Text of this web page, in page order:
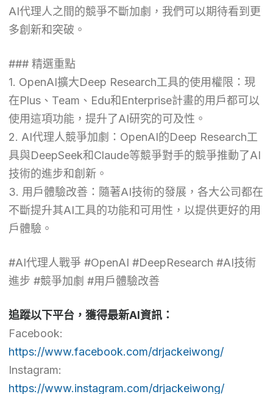
AI代理人之間的競爭不斷加劇，我們可以期待看到更
多創新和突破。
### 精選重點
1. OpenAI擴大Deep Research工具的使用權限：現
在Plus、Team、Edu和Enterprise計畫的用戶都可以
使用這項功能，提升了AI研究的可及性。
2. AI代理人競爭加劇：OpenAI的Deep Research工
具與DeepSeek和Claude等競爭對手的競爭推動了AI
技術的進步和創新。
3. 用戶體驗改善：隨著AI技術的發展，各大公司都在
不斷提升其AI工具的功能和可用性，以提供更好的用
戶體驗。
#AI代理人戰爭 #OpenAI #DeepResearch #AI技術
進步 #競爭加劇 #用戶體驗改善
追蹤以下平台，獲得最新AI資訊：
Facebook:
https://www.facebook.com/drjackeiwong/
Instagram:
https://www.instagram.com/drjackeiwong/